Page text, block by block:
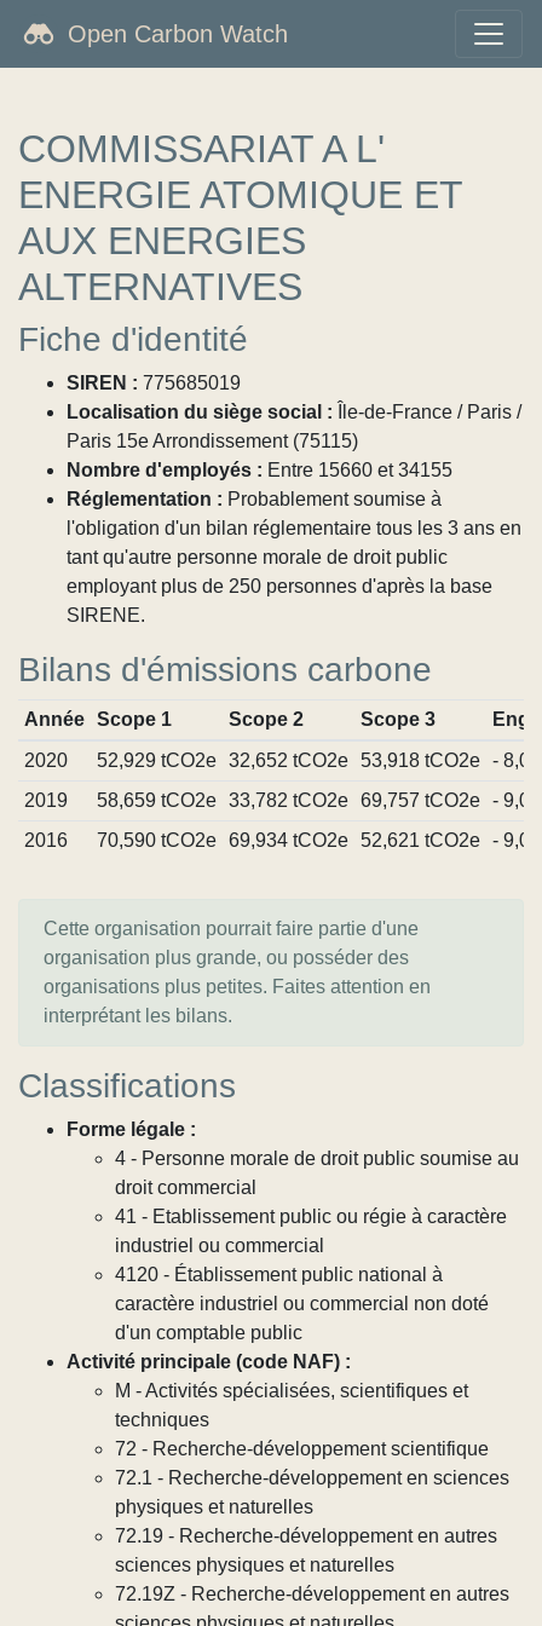
Open Carbon Watch
COMMISSARIAT A L'
ENERGIE ATOMIQUE ET
AUX ENERGIES
ALTERNATIVES
Fiche d'identité
SIREN : 775685019
Localisation du siège social : Île-de-France / Paris /
Paris 15e Arrondissement (75115)
Nombre d'employés : Entre 15660 et 34155
Réglementation : Probablement soumise à
l'obligation d'un bilan réglementaire tous les 3 ans en
tant qu'autre personne morale de droit public
employant plus de 250 personnes d'après la base
SIRENE.
Bilans d'émissions carbone
Année Scope 1 Scope 2 Scope 3
2020
52,929 tCO2e 32,652 tCO2e 53,918 tCO2e
-
2019
58,659 tCO2e 33,782 tCO2e 69,757 tCO2e
-
2016
70,590 tCO2e 69,934 tCO2e 52,621 tCO2e -
Cette organisation pourrait faire partie d'une
organisation plus grande, ou posséder des
organisations plus petites. Faites attention en
interprétant les bilans.
Classifications
Forme légale :
4 - Personne morale de droit public soumise au
droit commercial
41 - Etablissement public ou régie à caractère
industriel ou commercial
4120 - Établissement public national à
caractère industriel ou commercial non doté
d'un comptable public
Activité principale (code NAF) :
M - Activités spécialisées, scientifiques et
techniques
72 - Recherche-développement scientifique
72.1 - Recherche-développement en sciences
physiques et naturelles
72.19 - Recherche-développement en autres
sciences physiques et naturelles
72.19Z - Recherche-développement en autres